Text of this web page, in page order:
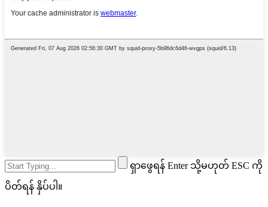
ရှာဖွေရန် Enter သို့မဟုတ် ESC ကို
ပိတ်ရန် နှိပ်ပါ။